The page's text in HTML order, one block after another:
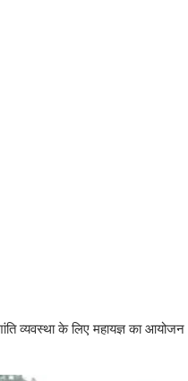
व्यवस्था के लिए महायज्ञ का आयोजन